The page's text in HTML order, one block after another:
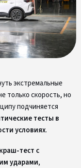
экстремальные
только скорость, но
подчиняется
тесты в
условиях.
тест с
ударами,